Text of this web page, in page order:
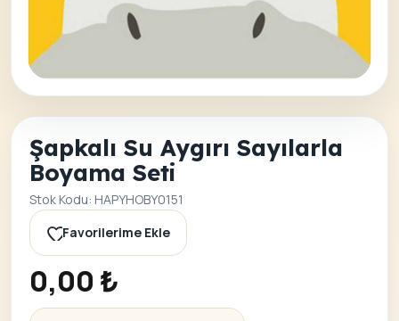
Şapkalı Su Aygırı Sayılarla
Boyama Seti
Stok Kodu: HAPYHOBY0151
Favorilerime Ekle
0,00 ₺